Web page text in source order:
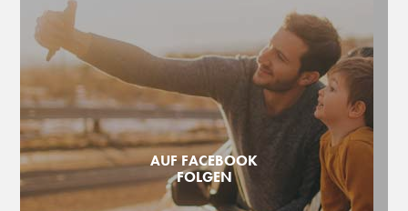
AUF FACEBOOK
FOLGEN